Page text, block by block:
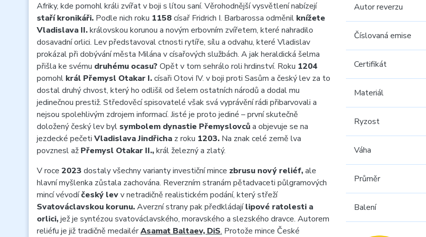
Afriky, kde pomohl králi zvířat v boji s lítou saní. Věrohodnější vysvětlení nabízejí
staří kronikáři. Podle nich roku 1158císař Fridrich I. Barbarossa odměnil knížete
Vladislava II.královskou korunou a novým erbovním zvířetem, které nahradilo
dosavadní orlici. Lev představoval ctnosti rytíře, sílu a odvahu, které Vladislav
prokázal při dobývání města Milána v císařových službách. A jak heraldická šelma
přišla ke svému druhému ocasu? Opět v tom sehrálo roli hrdinství. Roku 1204
pomohl král Přemysl Otakar I.císaři Otovi IV. v boji proti Sasům a český lev za to
dostal druhý chvost, který ho odlišil od šelem ostatních národů a dodal mu
jedinečnou prestiž. Středověcí spisovatelé však svá vyprávění rádi přibarvovali a
nejsou spolehlivým zdrojem informací. Jisté je proto jediné – první skutečně
doložený český lev byl symbolem dynastie Přemyslovcůa objevuje se na
jezdecké pečeti Vladislava Jindřicha z roku 1203. Na znak celé země lva
povznesl až Přemysl Otakar II.,král železný a zlatý.
V roce 2023 dostaly všechny varianty investiční mince zbrusu nový reliéf,ale
hlavní myšlenka zůstala zachována. Reverzním stranám pětadvaceti půlgramových
mincí vévodíčeský levv netradičně realistickém podání, který střeží
Svatováclavskou korunu.Averzní strany pak předkládajílipové ratolesti a
orlici,jež je syntézou svatováclavského, moravského a slezského dravce. Autorem
reliéfu je již tradičně medailérAsamat Baltaev, DiS. Protože mince České
Autor reverzu
Číslovaná emise
Certifikát
Materiál
Ryzost
Váha
Průměr
Balení